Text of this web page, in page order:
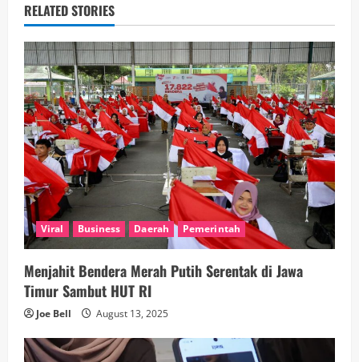
u
e
R
e
a
d
i
n
g
RELATED STORIES
Viral Business Daerah Pemerintah
Menjahit Bendera Merah Putih Serentak di Jawa
Timur Sambut HUT RI
Joe Bell August 13, 2025